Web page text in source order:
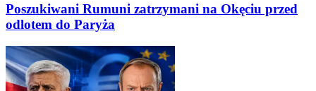
Poszukiwani Rumuni zatrzymani na Okęciu przed
odlotem do Paryża